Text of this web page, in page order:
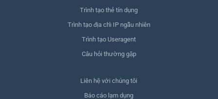
Trình tạo thẻ tín dụng
Trình tạo địa chỉ IP ngẫu nhiên
Trình tạo Useragent
Câu hỏi thường gặp
Liên hệ với chúng tôi
Báo cáo lạm dụng